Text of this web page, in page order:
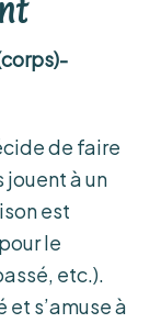
de faire
jouent à un
est
le
etc.).
et s’amuse à